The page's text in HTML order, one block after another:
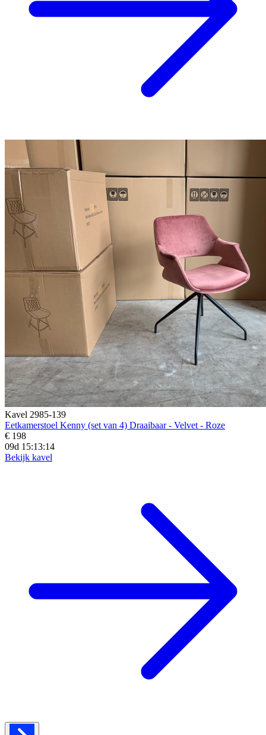
Kavel 2985-139
Eetkamerstoel Kenny (set van 4) Draaibaar - Velvet - Roze
€ 198
09d 15:13:13
Bekijk kavel